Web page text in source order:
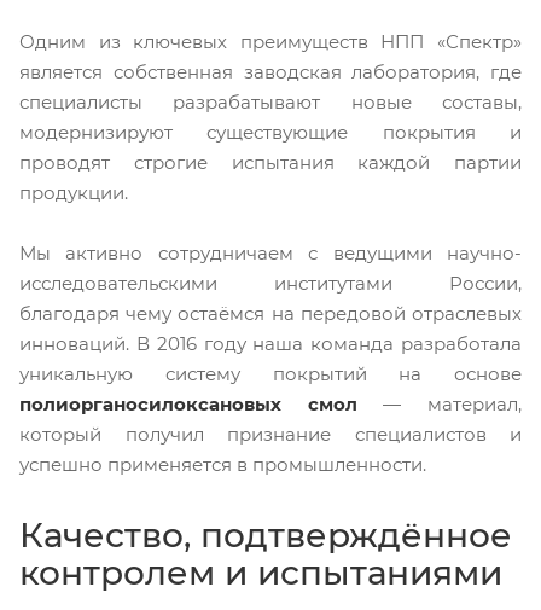
Одним из ключевых преимуществ НПП «Спектр»
является собственная заводская лаборатория, где
специалисты разрабатывают новые составы,
модернизируют существующие покрытия и
проводят строгие испытания каждой партии
продукции.
Мы активно сотрудничаем с ведущими научно-
исследовательскими институтами России,
благодаря чему остаёмся на передовой отраслевых
инноваций. В 2016 году наша команда разработала
уникальную систему покрытий на основе
полиорганосилоксановых смол — материал,
который получил признание специалистов и
успешно применяется в промышленности.
Качество, подтверждённое
контролем и испытаниями